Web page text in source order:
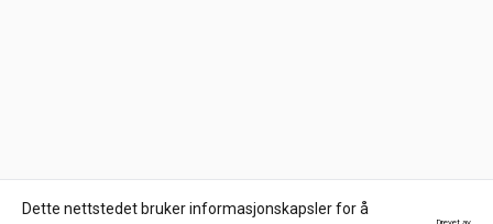
Dette nettstedet bruker informasjonskapsler for å